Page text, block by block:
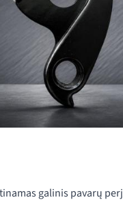
galinis pavarų